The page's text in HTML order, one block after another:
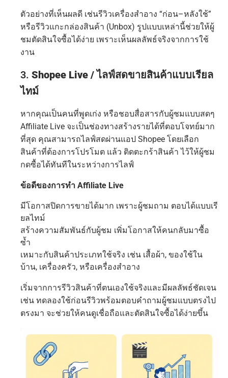
ตัวอย่างที่เห็นผลดี เช่นรีวิวเครื่องสำอาง “ก่อน–หลังใช้”
หรือรีวิวแกะกล่องสินค้า (Unbox) รูปแบบเหล่านี้ช่วยให้ผู้
ชมตัดสินใจซื้อได้ง่าย เพราะเห็นผลลัพธ์จริงจากการใช้
งาน
3. Shopee Live / ไลฟ์สดขายสินค้าแบบเรียล
ไทม์
หากคุณเป็นคนที่พูดเก่ง หรือชอบสื่อสารกับผู้ชมแบบสดๆ
Affiliate Live จะเป็นช่องทางสร้างรายได้ที่ตอบโจทย์มาก
ที่สุด คุณสามารถไลฟ์สดผ่านแอป Shopee โดยเลือก
สินค้าที่ต้องการโปรโมต แล้ว ติดตะกร้าสินค้า ไว้ให้ผู้ชม
กดซื้อได้ทันทีในระหว่างการไลฟ์
ข้อดีของการทำ Affiliate Live
มีโอกาสปิดการขายได้มาก เพราะผู้ชมถาม ตอบได้แบบเรี
ยลไทม์
สร้างความสัมพันธ์กับผู้ชม เพิ่มโอกาสให้คนกลับมาซื้อ
ซ้ำ
เหมาะกับสินค้าประเภทใช้จริง เช่น เสื้อผ้า, ของใช้ใน
บ้าน, เครื่องครัว, หรือเครื่องสำอาง
เริ่มจากการรีวิวสินค้าที่ตนเองใช้จริงและมีผลลัพธ์ชัดเจน
เช่น ทดลองใช้ก่อนรีวิวพร้อมตอบคำถามผู้ชมแบบตรงไป
ตรงมา จะช่วยให้คนดูเชื่อถือและตัดสินใจซื้อได้ง่ายขึ้น